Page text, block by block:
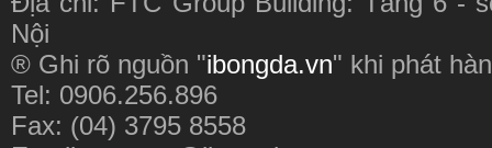
Nội
® Ghi rõ nguồn "ibongda.vn" khi phát
Tel: 0906.256.896
Fax: (04) 3795 8558